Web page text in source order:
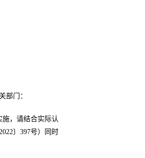
部门：
，请结合实际认
〕397号）同时